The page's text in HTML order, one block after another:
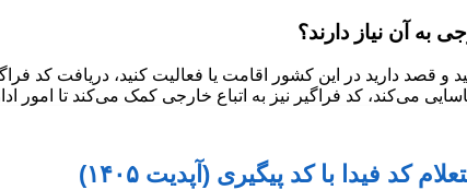
به آن نیاز دارند؟
و قصد دارید در این کشور اقامت یا فعالیت کنید، دریافت
می‌کند، کد فراگیر نیز به اتباع خارجی کمک می‌کند تا
کد فیدا با کد پیگیری (آپدیت ۱۴۰۵)